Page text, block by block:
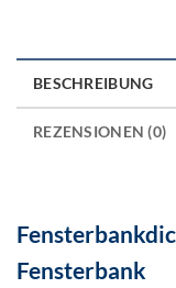
BESCHREIBUNG
REZENSIONEN (0)
Fensterbank